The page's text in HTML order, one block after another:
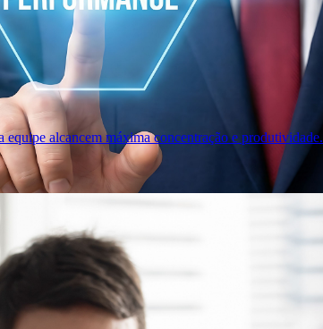
alcancem máxima concentração e produtividade.